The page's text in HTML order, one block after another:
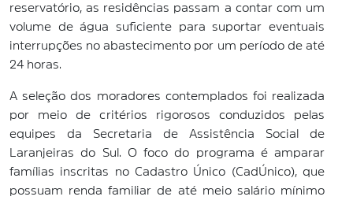
reservatório, as residências passam a contar com um
volume de água suficiente para suportar eventuais
interrupções no abastecimento por um período de até
24 horas.
A seleção dos moradores contemplados foi realizada
por meio de critérios rigorosos conduzidos pelas
equipes da Secretaria de Assistência Social de
Laranjeiras do Sul. O foco do programa é amparar
famílias inscritas no Cadastro Único (CadÚnico), que
possuam renda familiar de até meio salário mínimo